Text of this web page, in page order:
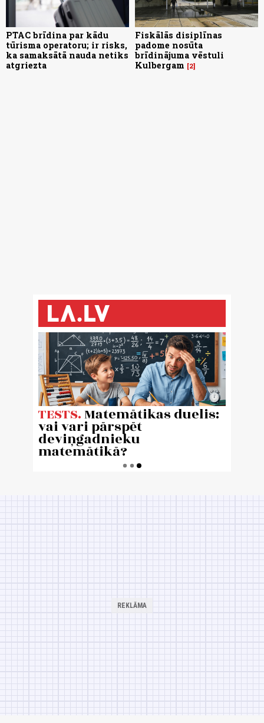
PTAC brīdina par kādu
tūrisma operatoru; ir risks,
ka samaksātā nauda netiks
atgriezta
Fiskālās disiplīnas
padome nosūta
brīdinājuma vēstuli
Kulbergam
2